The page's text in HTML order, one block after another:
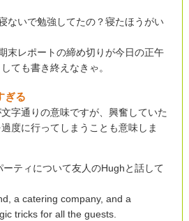
ないで勉強してたの？寝たほうがい
末レポートの締め切りが今日の正午
ても書き終えなきゃ。
ぎる
字通りの意味ですが、興奮していた
度に行ってしまうことも意味しま
ティについて友人のHughと話して
a catering company, and a
tricks for all the guests.